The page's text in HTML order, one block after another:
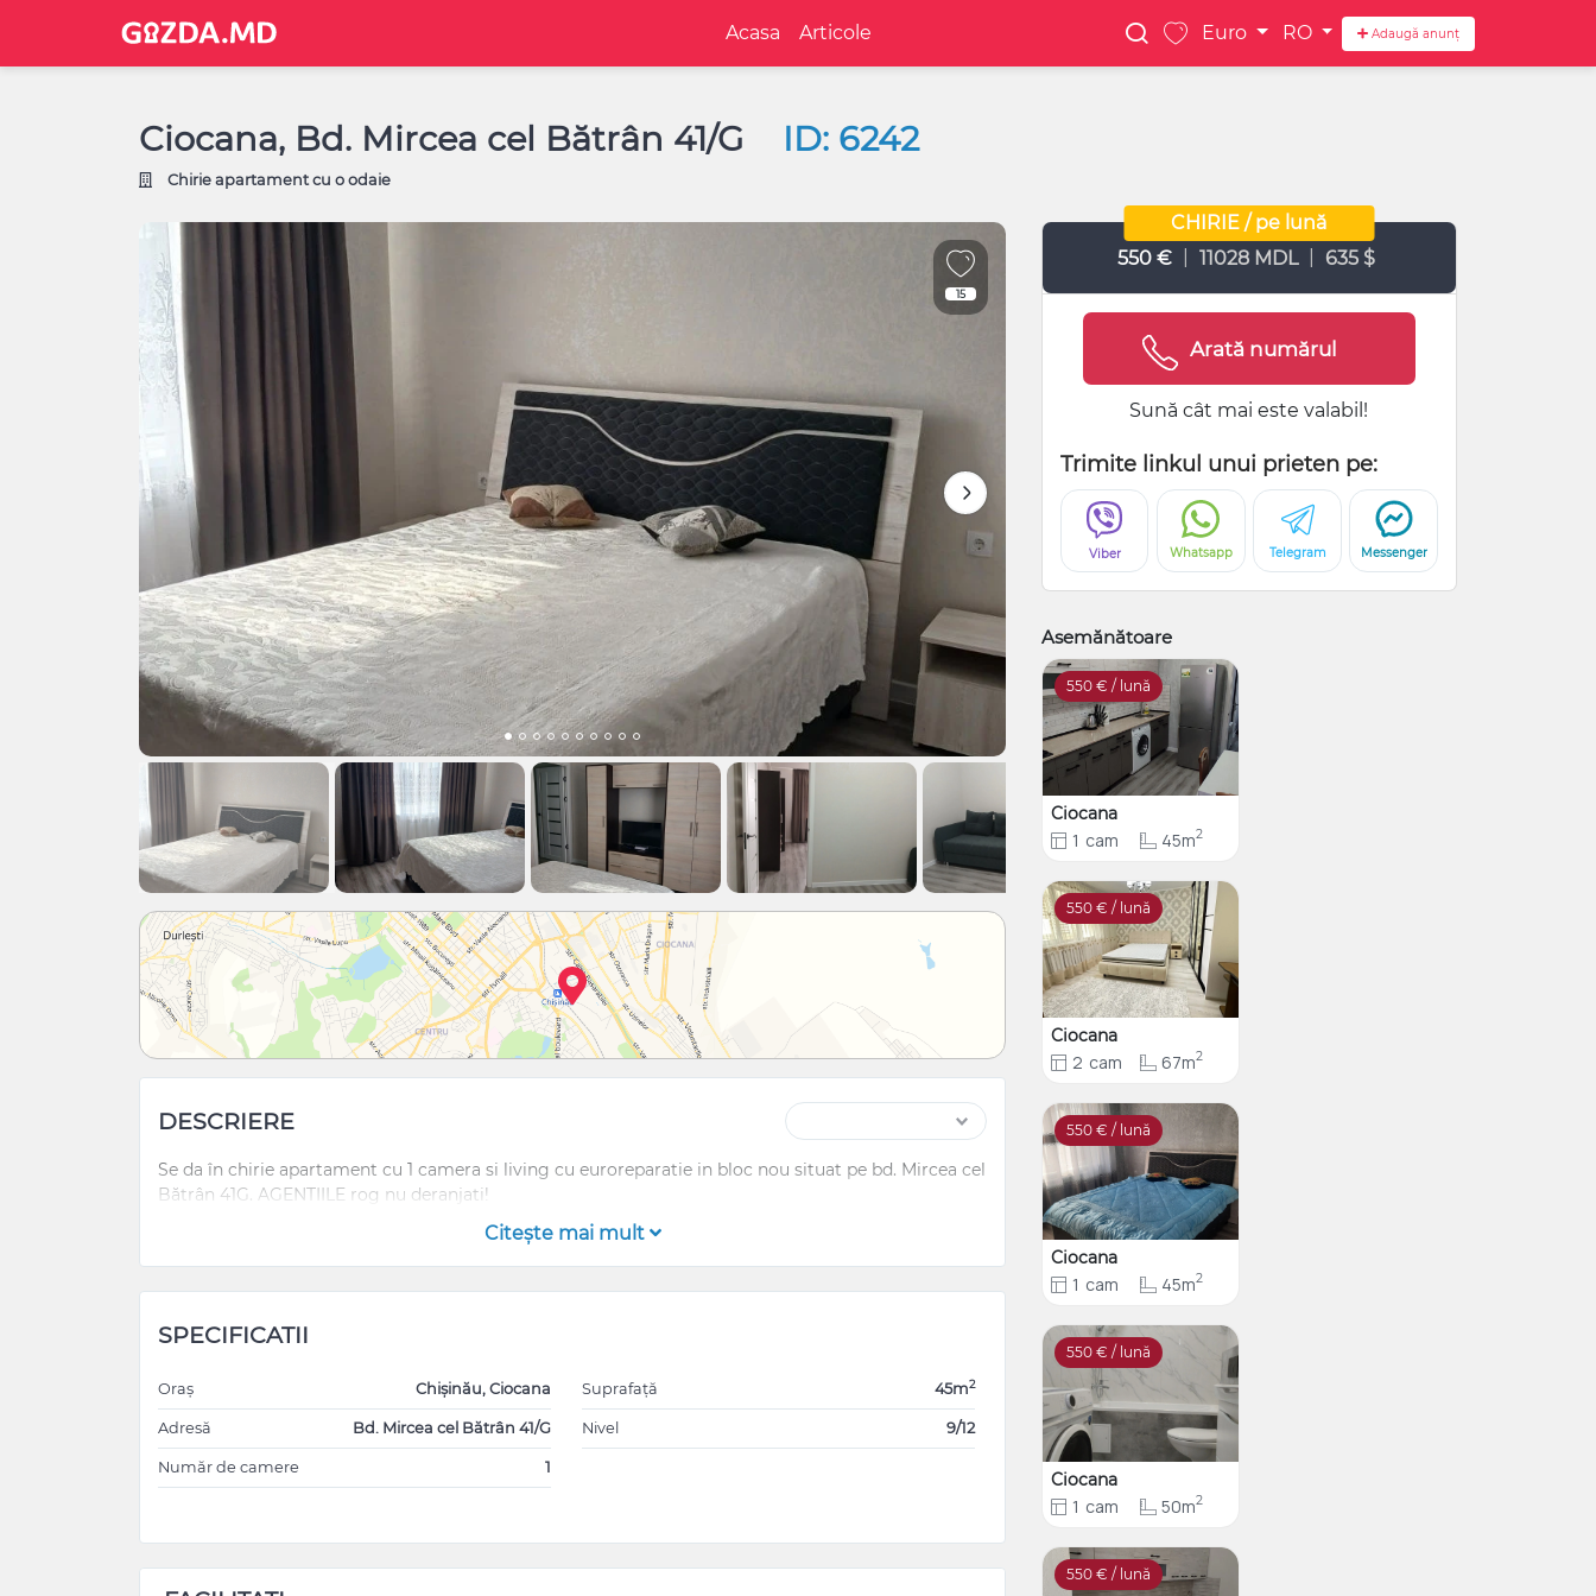
Acasa Articole Euro RO Adaugă anunț
Ciocana, Bd. Mircea cel Bătrân 41/G ID: 6242
Chirie apartament cu o odaie
15
DESCRIERE
Se da în chirie apartament cu 1 camera si living cu euroreparatie in bloc nou situat pe bd. Mircea cel
Bătrân 41G. AGENTIILE rog nu deranjati!
Citeşte mai mult
SPECIFICATII
Oraș Chișinău, Ciocana
Adresă Bd. Mircea cel Bătrân 41/G
Număr de camere 1
Suprafață 45m2
Nivel 9/12
CHIRIE / pe lună
550 €
11028 MDL 635 $
Arată numărul
Sună cât mai este valabil!
Trimite linkul unui prieten pe:
Viber Whatsapp Telegram Messenger
Asemănătoare
550 € / lună
Ciocana
1 cam 45m2
550 € / lună
Ciocana
2 cam 67m2
550 € / lună
Ciocana
1 cam 45m2
550 € / lună
Ciocana
1 cam 50m2
550 € / lună